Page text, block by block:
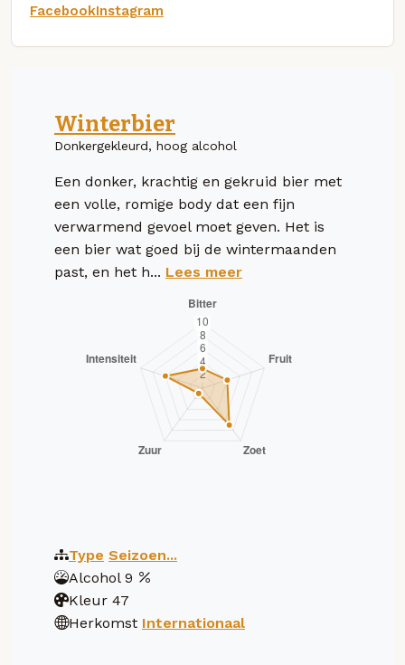
FacebookInstagram
Winterbier
Donkergekleurd, hoog alcohol
Een donker, krachtig en gekruid bier met
een volle, romige body dat een fijn
verwarmend gevoel moet geven. Het is
een bier wat goed bij de wintermaanden
past, en het h... Lees meer
Type Seizoen...
Alcohol 9
Kleur 47
Herkomst Internationaal